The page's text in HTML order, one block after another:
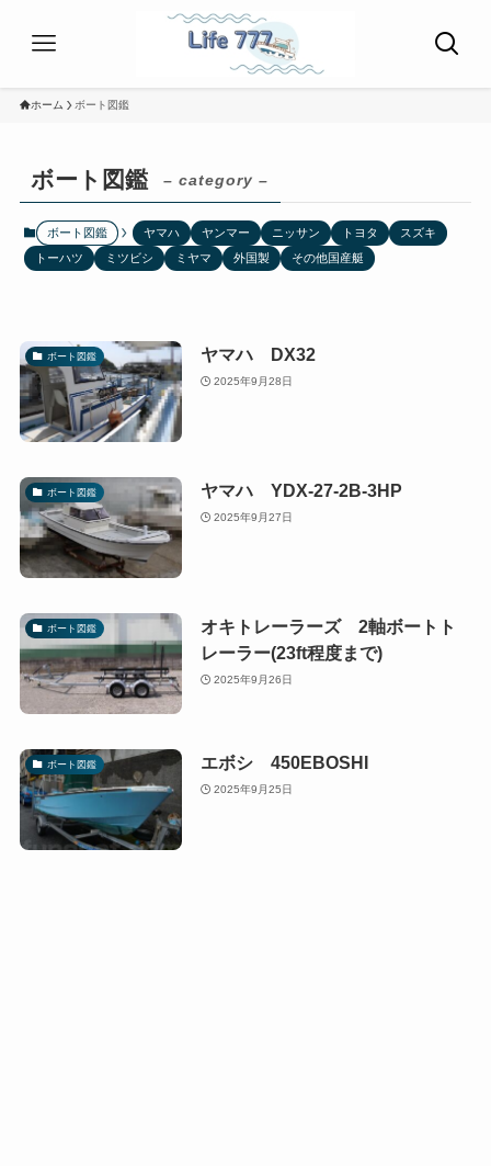
ホーム ボート図鑑
ボート図鑑 – category –
ボート図鑑 ヤマハ ヤンマー ニッサン トヨタ
スズキ
トーハツ
ミツビシ ミヤマ 外国製 その他国産艇
ボート図鑑 ヤマハ DX32
2025年9月28日
ボート図鑑 ヤマハ YDX-27-2B-3HP
2025年9月27日
ボート図鑑
オキトレーラーズ 2軸ボートト
レーラー(23ft程度まで)
2025年9月26日
ボート図鑑 エボシ 450EBOSHI
2025年9月25日